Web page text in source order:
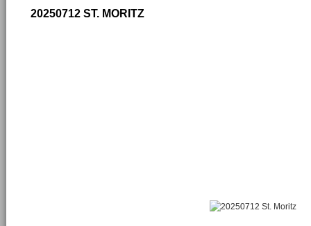
20250712 ST. MORITZ